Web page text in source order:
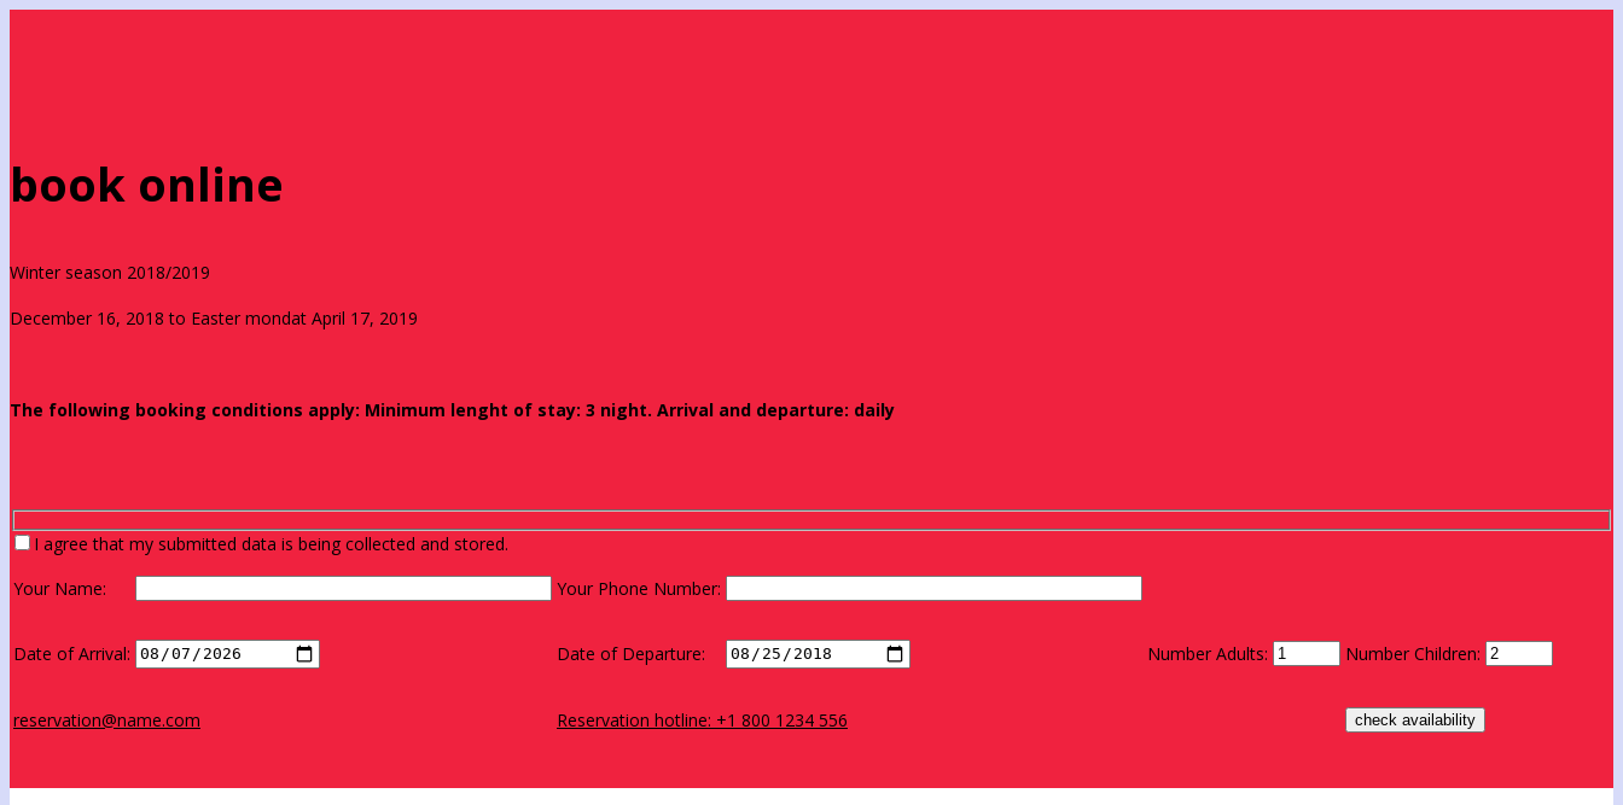
book online
Winter season 2018/2019
December 16, 2018 to Easter mondat April 17, 2019
The following booking conditions apply: Minimum lenght of stay: 3 night. Arrival and departure: daily
I agree that my submitted data is being collected and stored.
Your Name:
Your Phone Number:
Date of Arrival: Date of Departure: Number Adults: Number Children:
reservation@name.com Reservation hotline: +1 800 1234 556